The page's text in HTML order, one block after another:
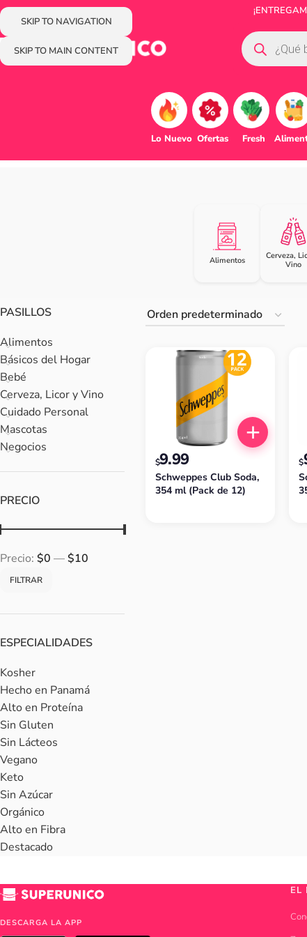
SKIP TO NAVIGATION
SKIP TO MAIN CONTENT
Lo Nuevo Ofertas Fresh
Alimentos
Cerveza,
Vino
PASILLOS
Alimentos
Básicos del Hogar
Bebé
Cerveza, Licor y Vino
Cuidado Personal
Mascotas
Negocios
PRECIO
FILTRAR
Precio: $0 —$10
ESPECIALIDADES
Kosher
Hecho en Panamá
Alto en Proteína
Sin Gluten
Sin Lácteos
Vegano
Keto
Sin Azúcar
Orgánico
Alto en Fibra
Destacado
Schweppes Club Soda,
354 ml (Pack de 12)
$9.99 $
DESCARGA LA APP
EL